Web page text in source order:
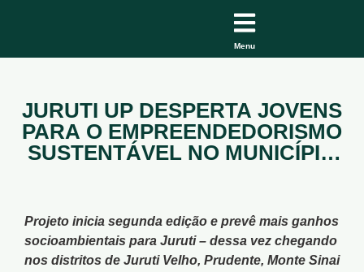
Menu
JURUTI UP DESPERTA JOVENS
PARA O EMPREENDEDORISMO
SUSTENTÁVEL NO MUNICÍPIO
Projeto inicia segunda edição e prevê mais ganhos
socioambientais para Juruti – dessa vez chegando
nos distritos de Juruti Velho, Prudente, Monte Sinai